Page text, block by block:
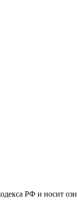
РФ и носит